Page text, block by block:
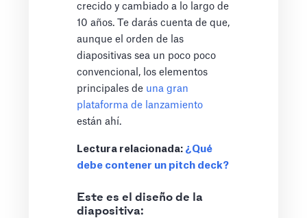
crecido y cambiado a lo largo de
10 años. Te darás cuenta de que,
aunque el orden de las
diapositivas sea un poco poco
convencional, los elementos
principales de una gran
plataforma de lanzamiento
están ahí.
Lectura relacionada: ¿Qué
debe contener un pitch deck?
Este es el diseño de la
diapositiva: